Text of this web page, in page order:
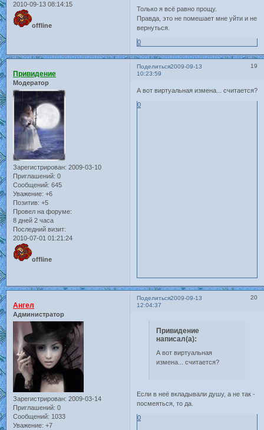
2010-09-13 08:14:15
offline
Только я всё равно прощу.
Правда, это не помешает мне уйти и не
вернуться.
0
Поделиться 19
2009-09-13
10:23:59
Привидение
Модератор
Зарегистрирован: 2009-03-10
Приглашений: 0
Сообщений: 645
Уважение: +6
Позитив: +5
Провел на форуме:
8 дней 2 часа
Последний визит:
2010-07-01 01:21:24
offline
А вот виртуальная измена... считается?
0
Поделиться 20
2009-09-13
12:04:37
Ангел
Администратор
Зарегистрирован: 2009-03-14
Приглашений: 0
Сообщений: 1033
Уважение: +7
Привидение
написал(а):
А вот виртуальная
измена... считается?
Если в неё вкладывали душу, а не так -
посмеяться, то да.
0